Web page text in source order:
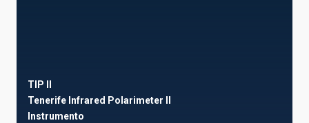
TIP II
Tenerife Infrared Polarimeter II
Instrumento